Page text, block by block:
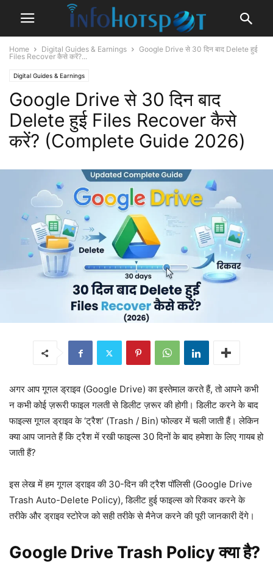
Home Digital Guides & Earnings
Google Drive से 30 दिन बाद Delete हुई
Files Recover कैसे करें?...
Digital Guides & Earnings
Google Drive से 30 दिन बाद
Delete हुई Files Recover कैसे
करें? (Complete Guide 2026)
अगर आप गूगल ड्राइव (Google Drive) का इस्तेमाल करते हैं, तो आपने कभी
न कभी कोई ज़रूरी फाइल गलती से डिलीट ज़रूर की होगी। डिलीट करने के बाद
फाइल्स गूगल ड्राइव के ‘ट्रैश’ (Trash / Bin) फोल्डर में चली जाती हैं। लेकिन
क्या आप जानते हैं कि ट्रैश में रखी फाइल्स 30 दिनों के बाद हमेशा के लिए गायब हो
जाती हैं?
इस लेख में हम गूगल ड्राइव की 30-दिन की ट्रैश पॉलिसी (Google Drive
Trash Auto-Delete Policy), डिलीट हुई फाइल्स को रिकवर करने के
तरीके और ड्राइव स्टोरेज को सही तरीके से मैनेज करने की पूरी जानकारी देंगे।
Google Drive Trash Policy क्या है?